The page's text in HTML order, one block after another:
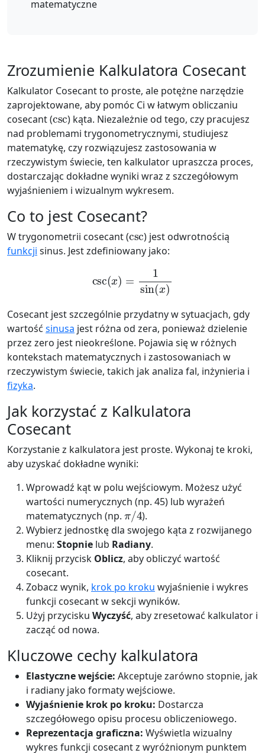
matematyczne
Zrozumienie Kalkulatora Cosecant
Kalkulator Cosecant to proste, ale potężne narzędzie
zaprojektowane, aby pomóc Ci w łatwym obliczaniu
cosecant (
csc
) kąta. Niezależnie od tego, czy pracujesz
nad problemami trygonometrycznymi, studiujesz
matematykę, czy rozwiązujesz zastosowania w
rzeczywistym świecie, ten kalkulator upraszcza proces,
dostarczając dokładne wyniki wraz z szczegółowym
wyjaśnieniem i wizualnym wykresem.
Co to jest Cosecant?
W trygonometrii cosecant (
) jest odwrotnością
funkcji sinus. Jest zdefiniowany jako:
sin(
Cosecant jest szczególnie przydatny w sytuacjach, gdy
wartość sinusa jest różna od zera, ponieważ dzielenie
przez zero jest nieokreślone. Pojawia się w różnych
kontekstach matematycznych i zastosowaniach w
rzeczywistym świecie, takich jak analiza fal, inżynieria i
fizyka.
Jak korzystać z Kalkulatora
Cosecant
Korzystanie z kalkulatora jest proste. Wykonaj te kroki,
aby uzyskać dokładne wyniki:
Wprowadź kąt w polu wejściowym. Możesz użyć
wartości numerycznych (np. 45) lub wyrażeń
matematycznych (np.
π/4
).
Wybierz jednostkę dla swojego kąta z rozwijanego
menu: Stopnie lub Radiany.
Kliknij przycisk Oblicz, aby obliczyć wartość
cosecant.
Zobacz wynik, krok po kroku wyjaśnienie i wykres
funkcji cosecant w sekcji wyników.
Użyj przycisku Wyczyść, aby zresetować kalkulator i
zacząć od nowa.
Kluczowe cechy kalkulatora
Elastyczne wejście: Akceptuje zarówno stopnie, jak
i radiany jako formaty wejściowe.
Wyjaśnienie krok po kroku: Dostarcza
szczegółowego opisu procesu obliczeniowego.
Reprezentacja graficzna: Wyświetla wizualny
wykres funkcji cosecant z wyróżnionym punktem